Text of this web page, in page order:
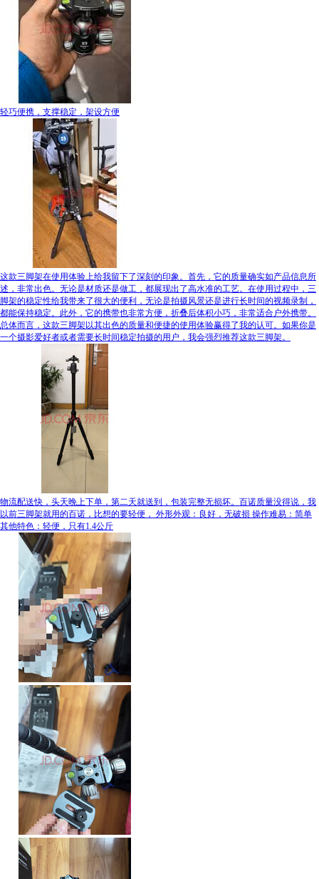
轻巧便携，支撑稳定，架设方便
这款三脚架在使用体验上给我留下了深刻的印象。首先，它的质量确实如产品信息所
述，非常出色。无论是材质还是做工，都展现出了高水准的工艺。在使用过程中，三
脚架的稳定性给我带来了很大的便利，无论是拍摄风景还是进行长时间的视频录制，
都能保持稳定。此外，它的携带也非常方便，折叠后体积小巧，非常适合户外携带。
总体而言，这款三脚架以其出色的质量和便捷的使用体验赢得了我的认可。如果你是
一个摄影爱好者或者需要长时间稳定拍摄的用户，我会强烈推荐这款三脚架。
物流配送快，头天晚上下单，第二天就送到，包装完整无损坏。百诺质量没得说，我
以前三脚架就用的百诺，比想的要轻便， 外形外观：良好，无破损 操作难易：简单
其他特色：轻便，只有1.4公斤